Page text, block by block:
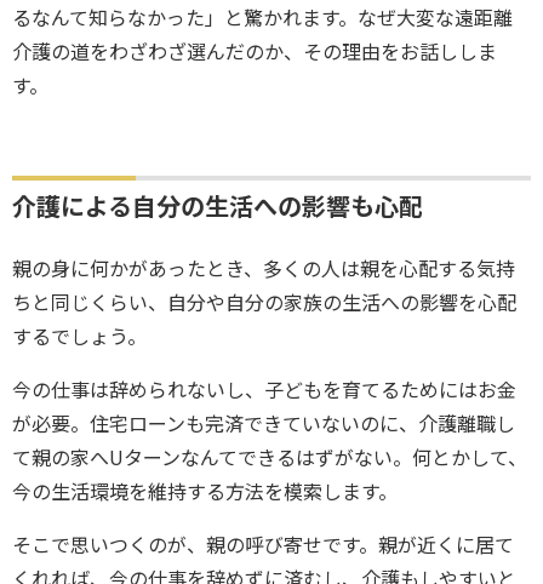
るなんて知らなかった」と驚かれます。なぜ大変な遠距離
介護の道をわざわざ選んだのか、その理由をお話ししま
す。
介護による自分の生活への影響も心配
親の身に何かがあったとき、多くの人は親を心配する気持
ちと同じくらい、自分や自分の家族の生活への影響を心配
するでしょう。
今の仕事は辞められないし、子どもを育てるためにはお金
が必要。住宅ローンも完済できていないのに、介護離職し
て親の家へUターンなんてできるはずがない。何とかして、
今の生活環境を維持する方法を模索します。
そこで思いつくのが、親の呼び寄せです。親が近くに居て